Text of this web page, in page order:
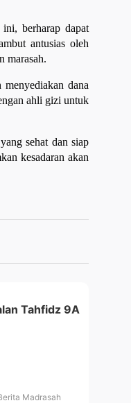
berharap dapat
antusias oleh
marasah.
dana
ahli gizi untuk
sehat dan siap
kesadaran akan
Tahfidz 9A
Madrasah